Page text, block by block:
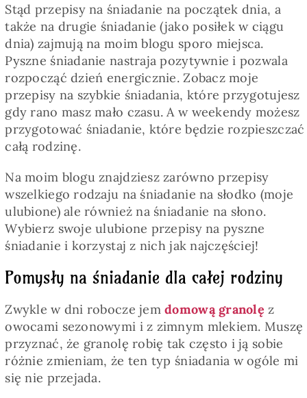
Stąd przepisy na śniadanie na początek dnia, a
także na drugie śniadanie (jako posiłek w ciągu
dnia) zajmują na moim blogu sporo miejsca.
Pyszne śniadanie nastraja pozytywnie i pozwala
rozpocząć dzień energicznie. Zobacz moje
przepisy na szybkie śniadania, które przygotujesz
gdy rano masz mało czasu. A w weekendy możesz
przygotować śniadanie, które będzie rozpieszczać
całą rodzinę.
Na moim blogu znajdziesz zarówno przepisy
wszelkiego rodzaju na śniadanie na słodko (moje
ulubione) ale również na śniadanie na słono.
Wybierz swoje ulubione przepisy na pyszne
śniadanie i korzystaj z nich jak najczęściej!
Pomysły na śniadanie dla całej rodziny
Zwykle w dni robocze jemdomową granolę z
owocami sezonowymi i z zimnym mlekiem. Muszę
przyznać, że granolę robię tak często i ją sobie
różnie zmieniam, że ten typ śniadania w ogóle mi
się nie przejada.